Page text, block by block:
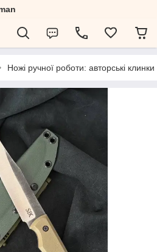
Ножі ручної роботи: авторські